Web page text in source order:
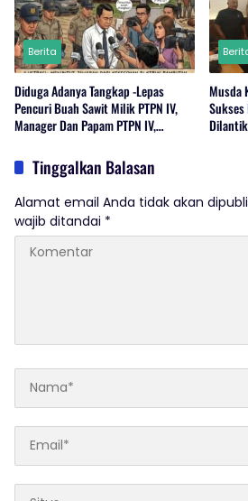
Berita
Diduga Adanya Tangkap -Lepas
Pencuri Buah Sawit Milik PTPN IV,
Manager Dan Papam PTPN IV,
Bedagai Bungkam Saat Di Konfirmasi
Wartawan.
Musda
Sukses
Tinggalkan Balasan
Alamat email Anda tidak akan
wajib ditandai *